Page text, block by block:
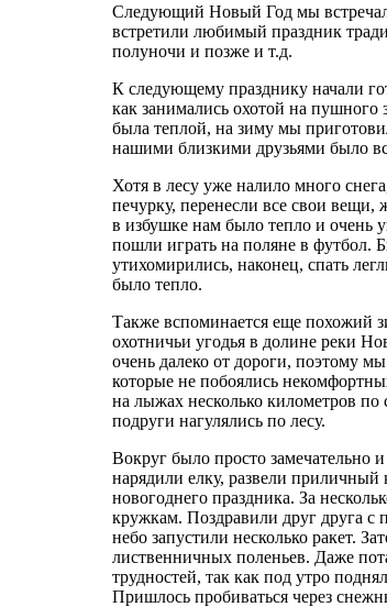
Следующий Новый Год мы
встретили любимый праздник
полуночи и позже и т.д.
К следующему празднику начали
как занимались охотой на
была теплой, на зиму мы
нашими близкими друзьями было
Хотя в лесу уже налило много
печурку, перенесли все свои
в избушке нам было тепло и очень
пошли играть на поляне в футбол.
утихомирились, наконец, спать
было тепло.
Также вспоминается еще похожий
охотничьи угодья в долине реки
очень далеко от дороги, поэтому
которые не побоялись
на лыжах несколько километров
подруги нагулялись по лесу.
Вокруг было просто
нарядили елку, развели приличный
новогоднего праздника. За
кружкам. Поздравили друг друга с
небо запустили несколько ракет.
лиственничных поленьев. Даже
трудностей, так как под утро
Пришлось пробиваться через